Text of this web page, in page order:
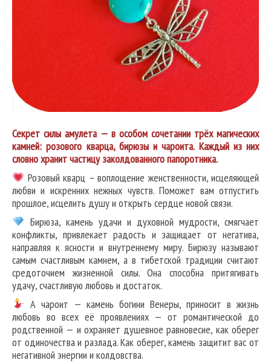
Секрет силы амулета — в особом сочетании трёх магических
камней: розового кварца, бирюзы и чароита. Каждый из них
словно хранит частицу заколдованного папоротника.
Розовый кварц – воплощение женственности, исцеляющей
любви и искренних нежных чувств. Поможет вам отпустить
прошлое, исцелить душу и открыть сердце новой связи.
Бирюза, камень удачи и духовной мудрости, смягчает
конфликты, привлекает радость и защищает от негатива,
направляя к ясности и внутреннему миру. Бирюзу называют
самым счастливым камнем, а в тибетской традиции считают
средоточием жизненной силы. Она способна притягивать
удачу, счастливую любовь и достаток.
А чароит — камень богини Венеры, приносит в жизнь
любовь во всех её проявлениях — от романтической до
родственной — и охраняет душевное равновесие, как оберег
от одиночества и разлада. Как оберег, камень защитит вас от
негативной энергии и колдовства.